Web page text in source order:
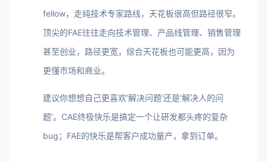
fellow，走纯技术专家路线，天花板很高但路径很窄。
顶尖的FAE往往走向技术管理、产品线管理、销售管理
甚至创业，路径更宽，综合天花板也可能更高，因为
更懂市场和商业。
建议你想想自己更喜欢‘解决问题’还是‘解决人的问
题’。CAE终极快乐是搞定一个让研发都头疼的复杂
bug；FAE的快乐是帮客户成功量产，拿到订单。